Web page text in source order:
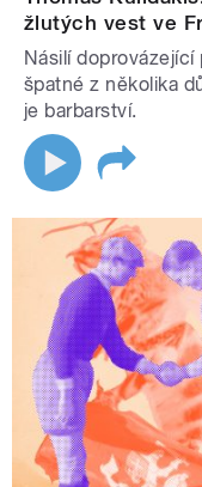
žlutých vest ve
Násilí
špatné z několika
je barbarství.